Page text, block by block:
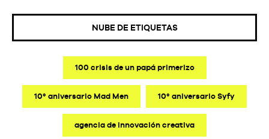
NUBE DE ETIQUETAS
100 crisis de un papá primerizo
10º aniversario Mad Men 10º aniversario Syfy
agencia de innovación creativa